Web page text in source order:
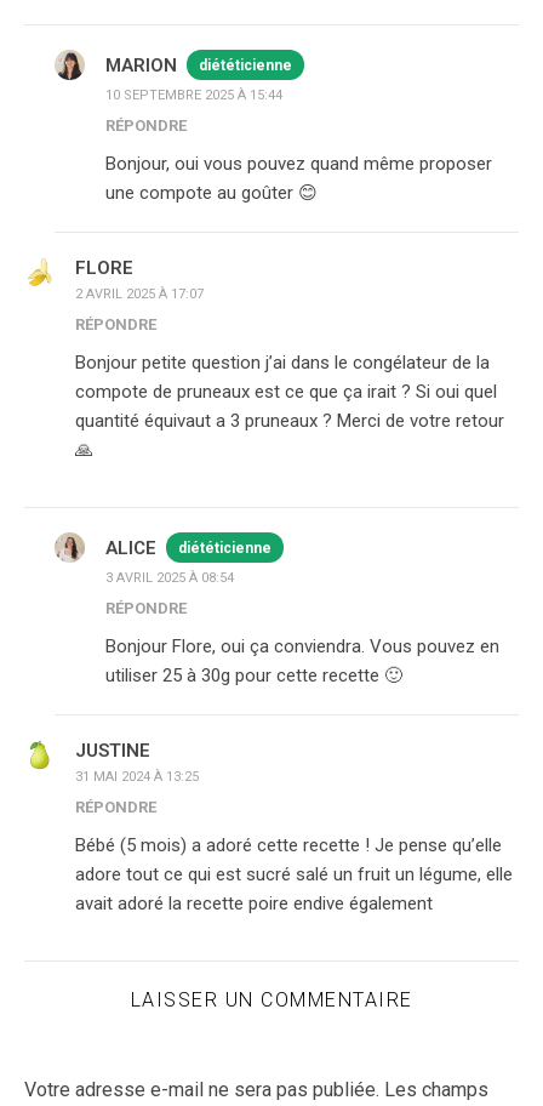
MARION diététicienne
10 SEPTEMBRE 2025 À 15:44
RÉPONDRE
Bonjour, oui vous pouvez quand même proposer
une compote au goûter 😊
FLORE
2 AVRIL 2025 À 17:07
RÉPONDRE
Bonjour petite question j’ai dans le congélateur de la
compote de pruneaux est ce que ça irait ? Si oui quel
quantité équivaut a 3 pruneaux ? Merci de votre retour
🙏
ALICE diététicienne
3 AVRIL 2025 À 08:54
RÉPONDRE
Bonjour Flore, oui ça conviendra. Vous pouvez en
utiliser 25 à 30g pour cette recette 🙂
JUSTINE
31 MAI 2024 À 13:25
RÉPONDRE
Bébé (5 mois) a adoré cette recette ! Je pense qu’elle
adore tout ce qui est sucré salé un fruit un légume, elle
avait adoré la recette poire endive également
LAISSER UN COMMENTAIRE
Votre adresse e-mail ne sera pas publiée. Les champs